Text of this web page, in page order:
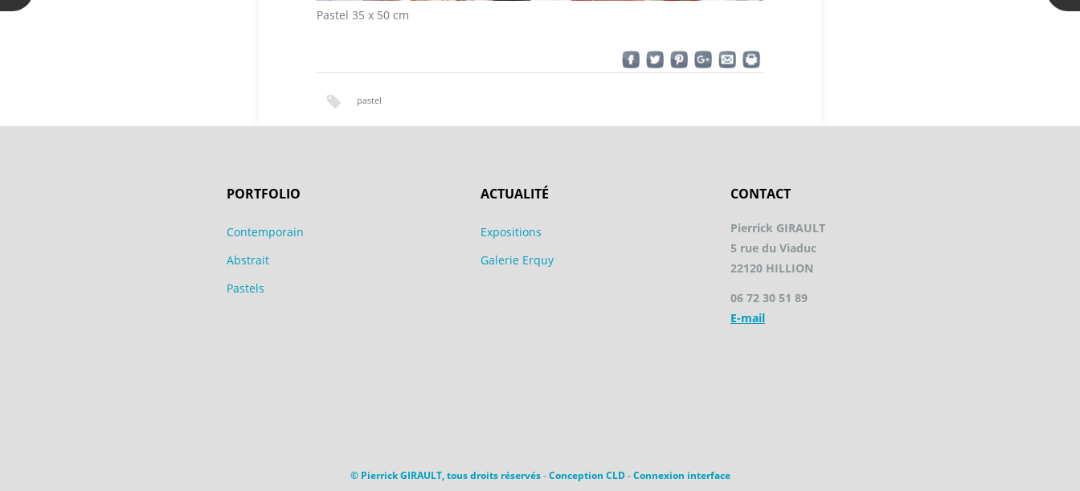
Pastel 35 x 50 cm
pastel
PORTFOLIO
Contemporain
Abstrait
Pastels
ACTUALITÉ
Expositions
Galerie Erquy
CONTACT
Pierrick GIRAULT
5 rue du Viaduc
22120 HILLION
06 72 30 51 89
E-mail
© Pierrick GIRAULT, tous droits réservés-Conception CLD-Connexion interface